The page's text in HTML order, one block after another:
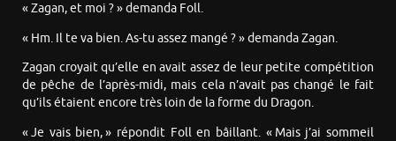
« Zagan, et moi ? » demanda Foll.
« Hm. Il te va bien. As-tu assez mangé ? » demanda Zagan.
Zagan croyait qu’elle en avait assez de leur petite compétition
de pêche de l’après-midi, mais cela n’avait pas changé le fait
qu’ils étaient encore très loin de la forme du Dragon.
« Je vais bien, » répondit Foll en bâillant. « Mais j’ai sommeil